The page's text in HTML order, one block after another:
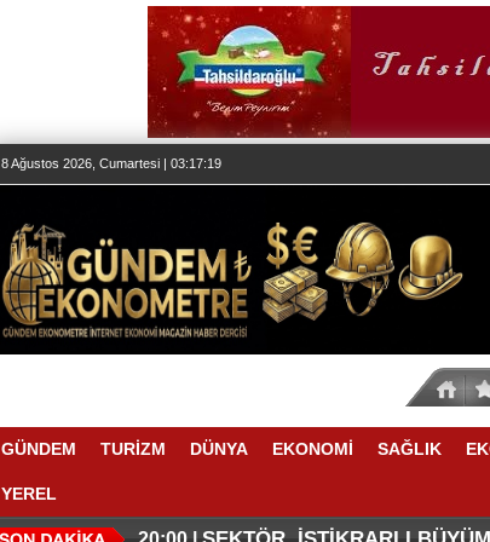
8 Ağustos 2026, Cumartesi | 03:17:20
GÜNDEM TURİZM DÜNYA EKONOMİ SAĞLIK
YEREL